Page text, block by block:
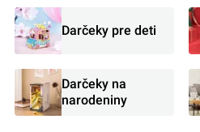
Darčeky pre deti
Darčeky na
narodeniny